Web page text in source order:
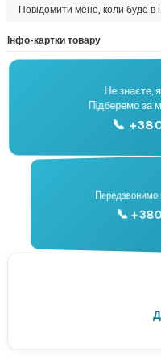
Інфо-картки товару
Не
📞
📞